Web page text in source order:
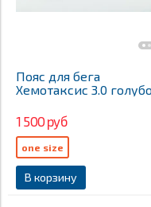
Пояс для бега
Хемотаксис 3.0
1 500 руб
В корзину
one size